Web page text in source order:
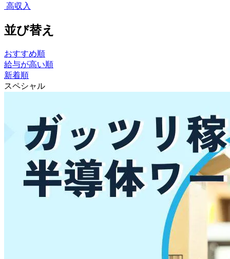
高収入
並び替え
おすすめ順
給与が高い順
新着順
スペシャル